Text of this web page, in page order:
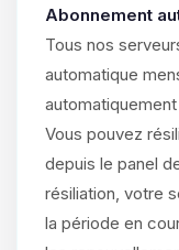
Abonnement
Tous nos
automatique
Vous pouvez
depuis le panel
résiliation, votre
la période en